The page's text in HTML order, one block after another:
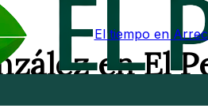
El tiempo en
en El